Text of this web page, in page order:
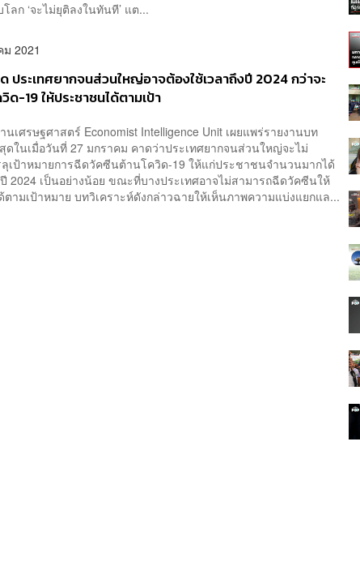
ลก ‘จะไม่ยุติลงในทันที’ แต...
2021
ประเทศยากจนส่วนใหญ่อาจต้องใช้เวลาถึงปี 2024 กว่าจะ
ด-19 ให้ประชาชนได้ตามเป้า
นเศรษฐศาสตร์ Economist Intelligence Unit เผยแพร่รายงานบท
ดในเมื่อวันที่ 27 มกราคม คาดว่าประเทศยากจนส่วนใหญ่จะไม่
เป้าหมายการฉีดวัคซีนต้านโควิด-19 ให้แก่ประชาชนจำนวนมากได้
2024 เป็นอย่างน้อย ขณะที่บางประเทศอาจไม่สามารถฉีดวัคซีนให้
ามเป้าหมาย บทวิเคราะห์ดังกล่าวฉายให้เห็นภาพความแบ่งแยกแล...